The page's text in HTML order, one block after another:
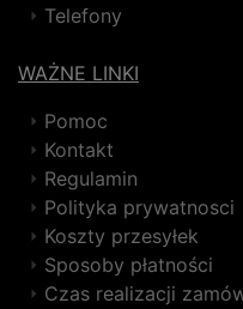
Telefony
WAŻNE LINKI
Pomoc
Kontakt
Regulamin
Polityka prywatnosci
Koszty przesyłek
Sposoby płatności
Czas realizacji